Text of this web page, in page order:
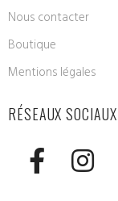
Nous contacter
Boutique
Mentions légales
RÉSEAUX SOCIAUX